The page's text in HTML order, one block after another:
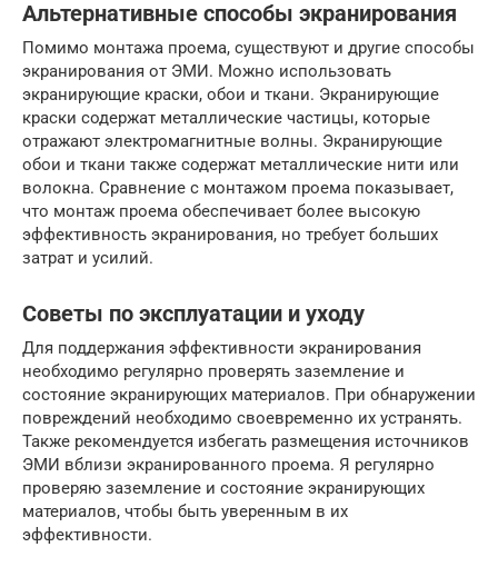
Альтернативные способы экранирования
Помимо монтажа проема, существуют и другие способы
экранирования от ЭМИ. Можно использовать
экранирующие краски, обои и ткани. Экранирующие
краски содержат металлические частицы, которые
отражают электромагнитные волны. Экранирующие
обои и ткани также содержат металлические нити или
волокна. Сравнение с монтажом проема показывает,
что монтаж проема обеспечивает более высокую
эффективность экранирования, но требует больших
затрат и усилий.
Советы по эксплуатации и уходу
Для поддержания эффективности экранирования
необходимо регулярно проверять заземление и
состояние экранирующих материалов. При обнаружении
повреждений необходимо своевременно их устранять.
Также рекомендуется избегать размещения источников
ЭМИ вблизи экранированного проема. Я регулярно
проверяю заземление и состояние экранирующих
материалов, чтобы быть уверенным в их
эффективности.